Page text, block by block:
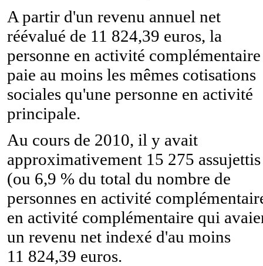
A partir d'un revenu annuel net
réévalué de 11 824,39 euros, la
personne en activité complémentaire
paie au moins les mêmes cotisations
sociales qu'une personne en activité
principale.
Au cours de 2010, il y avait
approximativement 15 275 assujettis
(ou 6,9 % du total du nombre de
personnes en activité
en activité complémentaire qui
un revenu net indexé d'au moins
11 824,39 euros.